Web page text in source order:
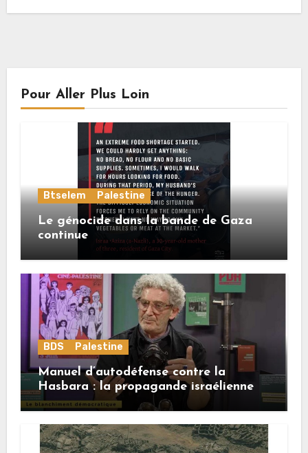
Pour Aller Plus Loin
Btselem Palestine
Le génocide dans la bande de Gaza
continue
BDS Palestine
Manuel d’autodéfense contre la
Hasbara : la propagande israélienne